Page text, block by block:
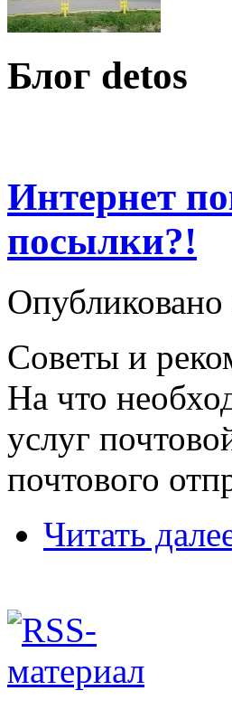
Блог detos
Интернет
посылки?!
Советы и
На что
услуг
почтового
Читать